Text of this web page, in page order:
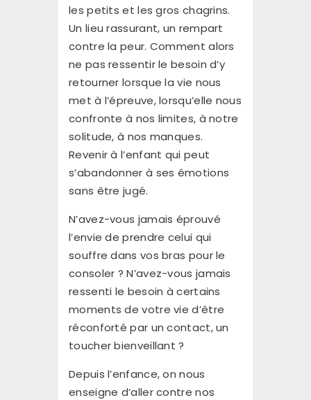
les petits et les gros chagrins.
Un lieu rassurant, un rempart
contre la peur. Comment alors
ne pas ressentir le besoin d’y
retourner lorsque la vie nous
met à l’épreuve, lorsqu’elle nous
confronte à nos limites, à notre
solitude, à nos manques.
Revenir à l’enfant qui peut
s’abandonner à ses émotions
sans être jugé.
N’avez-vous jamais éprouvé
l’envie de prendre celui qui
souffre dans vos bras pour le
consoler ? N’avez-vous jamais
ressenti le besoin à certains
moments de votre vie d’être
réconforté par un contact, un
toucher bienveillant ?
Depuis l’enfance, on nous
enseigne d’aller contre nos